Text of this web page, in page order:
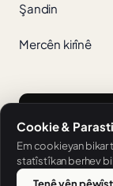
Şandin
Mercên kirînê
Cookie &
Em cookieyan bikar
statîstîkan berhev